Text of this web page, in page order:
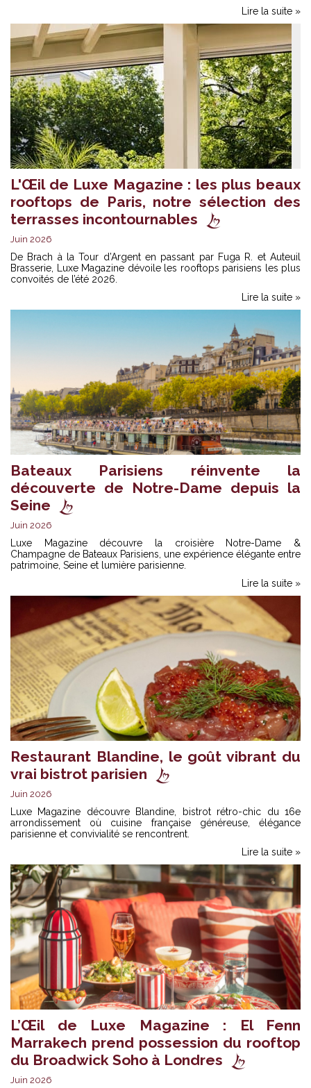
Lire la suite »
L'Œil de Luxe Magazine : les plus beaux
rooftops de Paris, notre sélection des
terrasses incontournables
Juin 2026
De Brach à la Tour d’Argent en passant par Fuga R. et Auteuil
Brasserie, Luxe Magazine dévoile les rooftops parisiens les plus
convoités de l’été 2026.
Lire la suite »
Bateaux Parisiens réinvente la
découverte de Notre-Dame depuis la
Seine
Juin 2026
Luxe Magazine découvre la croisière Notre-Dame &
Champagne de Bateaux Parisiens, une expérience élégante entre
patrimoine, Seine et lumière parisienne.
Lire la suite »
Restaurant Blandine, le goût vibrant du
vrai bistrot parisien
Juin 2026
Luxe Magazine découvre Blandine, bistrot rétro-chic du 16e
arrondissement où cuisine française généreuse, élégance
parisienne et convivialité se rencontrent.
Lire la suite »
L’Œil de Luxe Magazine : El Fenn
Marrakech prend possession du rooftop
du Broadwick Soho à Londres
Juin 2026